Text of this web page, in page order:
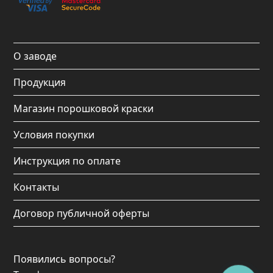
b
o
k
a
r
a
m
u
e
o
О заводе
Продукция
Магазин порошковой краски
Условия покупки
Инструкция по оплате
Контакты
Договор публичной оферты
Появились вопросы?